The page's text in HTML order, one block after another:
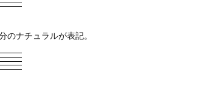
のナチュラルが表記。